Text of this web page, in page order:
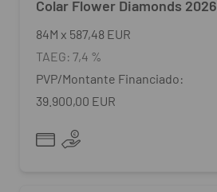
Colar Flower Diamonds 2026
84M x 587,48 EUR
TAEG: 7,4 %
PVP/Montante Financiado:
39.900,00 EUR